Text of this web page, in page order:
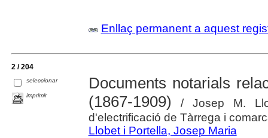
Enllaç permanent a aquest
2 / 204
seleccionar
imprimir
Documents notarials
(1867-1909) / Josep M.
d'electrificació de Tàrrega i
Llobet i Portella, Josep Maria